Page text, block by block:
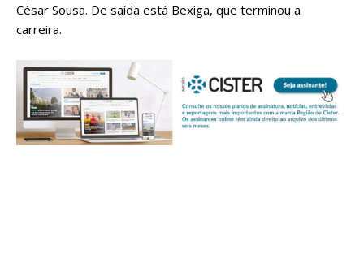
César Sousa. De saída está Bexiga, que terminou a
carreira.